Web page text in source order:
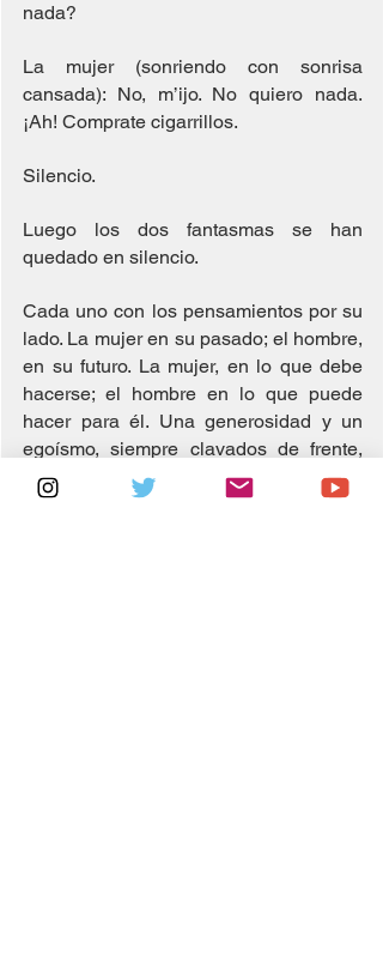
nada?
La mujer (sonriendo con sonrisa
cansada): No, m’ijo. No quiero nada.
¡Ah! Comprate cigarrillos.
Silencio.
Luego los dos fantasmas se han
quedado en silencio.
Cada uno con los pensamientos por su
lado. La mujer en su pasado; el hombre,
en su futuro. La mujer, en lo que debe
hacerse; el hombre en lo que puede
hacer para él. Una generosidad y un
egoísmo, siempre clavados de frente,
siempre forcejeando en lo oscuro de su
conciencia.